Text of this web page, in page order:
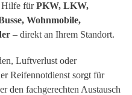
Hilfe fürPKW, LKW,
Wohnmobile,
– direkt an Ihrem Standort.
Luftverlust oder
Reifennotdienst sorgt für
den fachgerechten Austausch